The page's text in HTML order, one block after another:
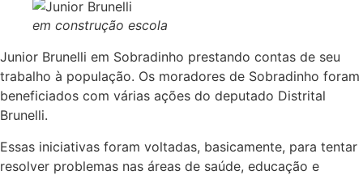
em construção escola
Junior Brunelli em Sobradinho prestando contas de seu
trabalho à população. Os moradores de Sobradinho foram
beneficiados com várias ações do deputado Distrital
Brunelli.
Essas iniciativas foram voltadas, basicamente, para tentar
resolver problemas nas áreas de saúde, educação e